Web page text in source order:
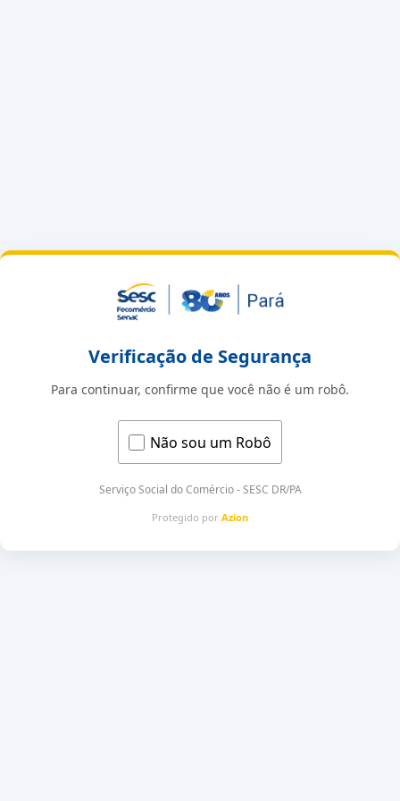
Verificação de Segurança
Para continuar, confirme que você não é um robô.
Não sou um Robô
Serviço Social do Comércio - SESC DR/PA
Protegido por Azion